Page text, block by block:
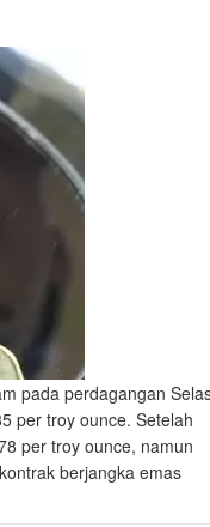
pada perdagangan
per troy ounce. Setelah
per troy ounce, namun
berjangka emas